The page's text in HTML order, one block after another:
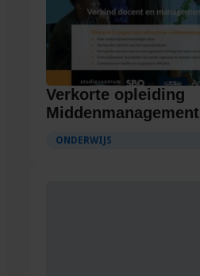
Verkorte opleiding
Middenmanagement
ONDERWIJS